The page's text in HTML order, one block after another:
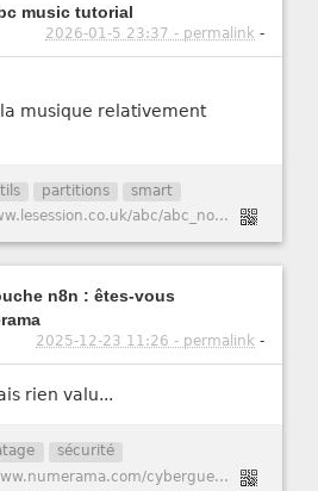
music tutorial
2026-01-5 23:37 - permalink -
musique relativement
partitions smart
http://www.lesession.co.uk/abc/abc_notation.htm
n8n : êtes-vous
2025-12-23 11:26 - permalink -
rien valu...
sécurité
https://www.numerama.com/cyberguerre/2147741-une-faille-critique-touche-n8n-etes-vous-concernes.html